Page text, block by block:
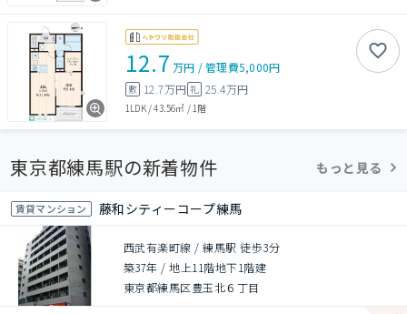
12.7 万円 /管理費5,000円
敷 12.7万円 礼 25.4万円
1LDK/43.56㎡ /1階
東京都練馬駅の新着物件 もっと見る
賃貸マンション 藤和シティーコープ練馬
西武有楽町線 / 練馬駅 徒歩3分
築37年 /地上11階地下1階建
東京都練馬区豊玉北６丁目